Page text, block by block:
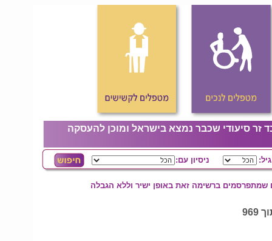
זר סיעודי שכבר נמצא בישראל ומוכן להעסקה
גיל: ניסיון עם:
שמתפרסמים ברשימה זאת באופן ישיר וללא הגבלה